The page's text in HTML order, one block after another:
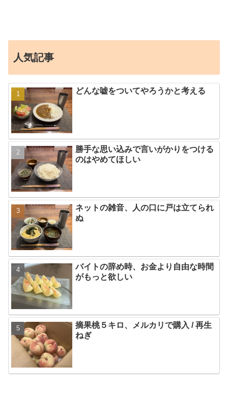
人気記事
どんな嘘をついてやろうかと考える
勝手な思い込みで言いがかりをつける
のはやめてほしい
ネットの雑音、人の口に戸は立てられ
ぬ
バイトの辞め時、お金より自由な時間
がもっと欲しい
摘果桃５キロ、メルカリで購入 / 再生
ねぎ